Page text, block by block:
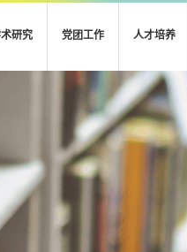
研究 党团工作 人才培养